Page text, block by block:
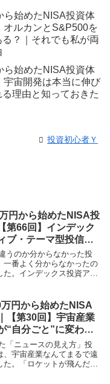
ら始めたNISA投資体
オルカンとS&P500を
？｜それでも私が両
ら始めたNISA投資体
宇宙開発は本当に伸び
理由と知っておきた
投資初心者Ｙ
円から始めたNISA投
第66回】インデック
ブ・テーマ型投信の
目線で整理してみた
うのか分からなかった投
一番よく分からなかったの
た。インデックス投資アク
く雰囲気で選んでしまいそ
円から始めたNISA
【第30回】宇宙産業
“自分ごと”に変わっ
「ニュースの見え方」投
、宇宙産業なんてまるで遠
。「ロケットが飛んだ」